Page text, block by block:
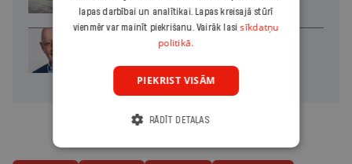
Divas koalīcijas
lapas darbībai un analītikai. Lapas kreisajā stūrī
vienmēr var mainīt piekrišanu. Vairāk lasisīkdatņu
politikā.
PIEKRIST VISĀM
RĀDĪT DETAĻAS